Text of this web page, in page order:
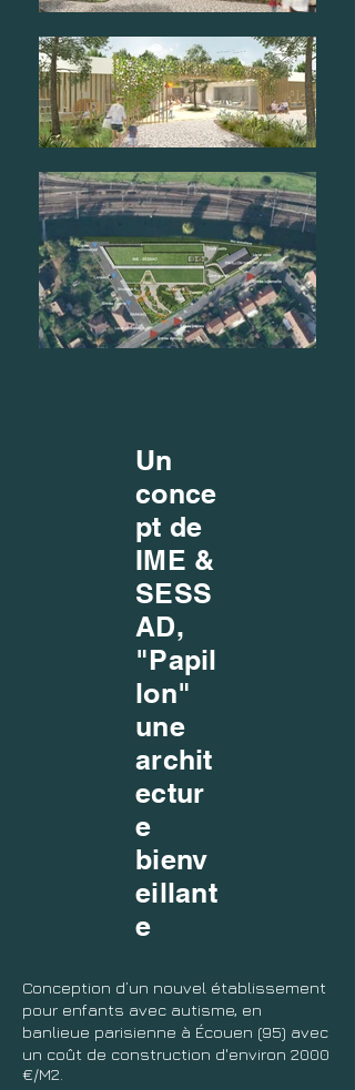
Un
conce
pt de
IME &
SESS
AD,
"Papil
lon"
une
archit
ectur
e
bienv
eillant
e
Conception d’un nouvel établissement
pour enfants avec autisme, en
banlieue parisienne à Écouen (95) avec
un coût de construction d'environ 2000
€/M2.